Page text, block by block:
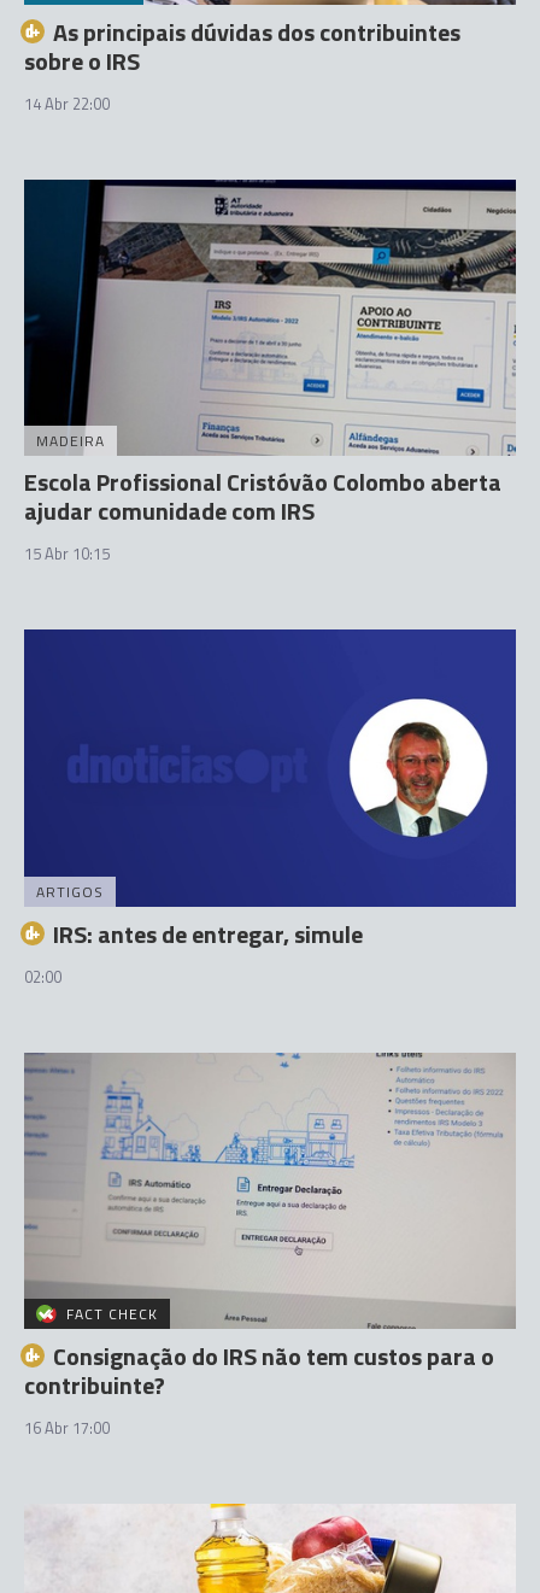
As principais dúvidas dos contribuintes
sobre o IRS
14 Abr 22:00
MADEIRA
Escola Profissional Cristóvão Colombo aberta
ajudar comunidade com IRS
15 Abr 10:15
ARTIGOS
IRS: antes de entregar, simule
02:00
FACT CHECK
Consignação do IRS não tem custos para o
contribuinte?
16 Abr 17:00